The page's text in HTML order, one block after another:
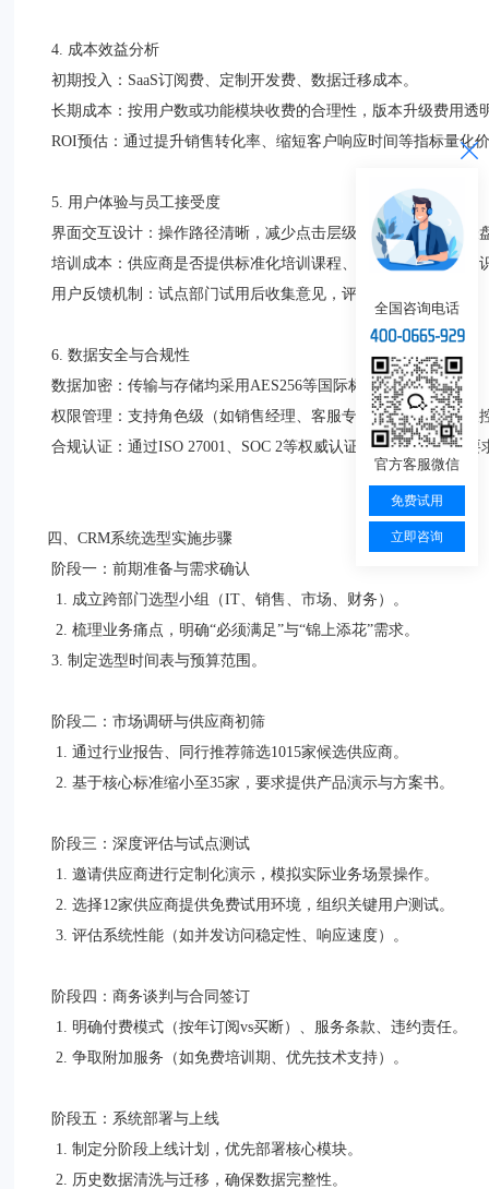
4. 成本效益分析
初期投入：SaaS订阅费、定制开发费、数据迁移成本。
长期成本：按用户数或功能模块收费的合理性，版本升级费用
ROI预估：通过提升销售转化率、缩短客户响应时间等指标量化
5. 用户体验与员工接受度
界面交互设计：操作路径清晰，减少点击层级，支持个性化仪
培训成本：供应商是否提供标准化培训课程、操作手册与在线
用户反馈机制：试点部门试用后收集意见，评估系统易用性。
6. 数据安全与合规性
数据加密：传输与存储均采用AES256等国际标准加密技术。
权限管理：支持角色级（如销售经理、客服专员）数据访问权
合规认证：通过ISO 27001、SOC 2等权威认证，符合行业监管
四、CRM系统选型实施步骤
阶段一：前期准备与需求确认
1. 成立跨部门选型小组（IT、销售、市场、财务）。
2. 梳理业务痛点，明确“必须满足”与“锦上添花”需求。
3. 制定选型时间表与预算范围。
阶段二：市场调研与供应商初筛
1. 通过行业报告、同行推荐筛选1015家候选供应商。
2. 基于核心标准缩小至35家，要求提供产品演示与方案书。
阶段三：深度评估与试点测试
1. 邀请供应商进行定制化演示，模拟实际业务场景操作。
2. 选择12家供应商提供免费试用环境，组织关键用户测试。
3. 评估系统性能（如并发访问稳定性、响应速度）。
阶段四：商务谈判与合同签订
1. 明确付费模式（按年订阅vs买断）、服务条款、违约责任。
2. 争取附加服务（如免费培训期、优先技术支持）。
阶段五：系统部署与上线
1. 制定分阶段上线计划，优先部署核心模块。
2. 历史数据清洗与迁移，确保数据完整性。
全国咨询电话
官方客服微信
免费试用
立即咨询